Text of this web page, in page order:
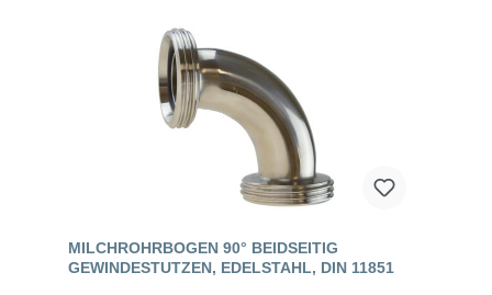
MILCHROHRBOGEN 90° BEIDSEITIG
GEWINDESTUTZEN, EDELSTAHL, DIN 11851